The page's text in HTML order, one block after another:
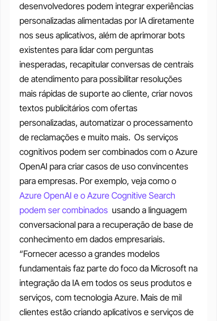
desenvolvedores podem integrar experiências
personalizadas alimentadas por IA diretamente
nos seus aplicativos, além de aprimorar bots
existentes para lidar com perguntas
inesperadas, recapitular conversas de centrais
de atendimento para possibilitar resoluções
mais rápidas de suporte ao cliente, criar novos
textos publicitários com ofertas
personalizadas, automatizar o processamento
de reclamações e muito mais. Os serviços
cognitivos podem ser combinados com o Azure
OpenAI para criar casos de uso convincentes
Azure OpenAI e o Azure Cognitive Search
podem ser combinados usando a linguagem
conversacional para a recuperação de base de
conhecimento em dados empresariais.
“Fornecer acesso a grandes modelos
fundamentais faz parte do foco da Microsoft na
integração da IA em todos os seus produtos e
serviços, com tecnologia Azure. Mais de mil
clientes estão criando aplicativos e serviços de